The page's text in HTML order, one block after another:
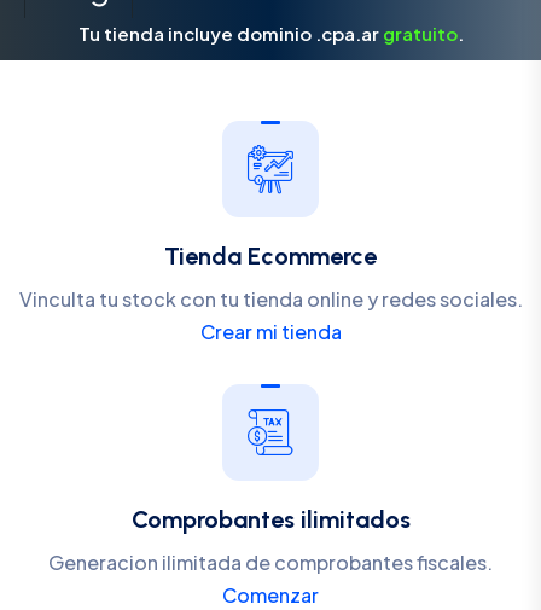
Tu tienda incluye dominio .cpa.ar gratuito.
Tienda Ecommerce
Vinculta tu stock con tu tienda online y redes sociales.
Crear mi tienda
Comprobantes ilimitados
Generacion ilimitada de comprobantes fiscales.
Comenzar